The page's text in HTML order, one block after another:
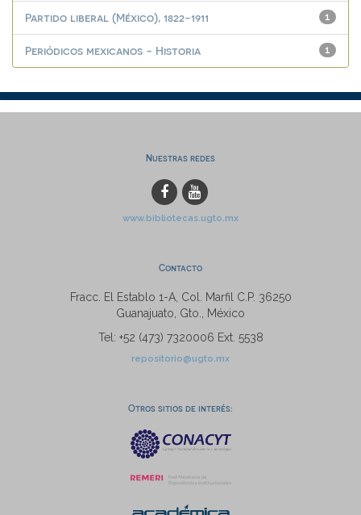
1
Partido liberal (México), 1822-1911
1
Periódicos mexicanos - Historia
Nuestras redes
www.bibliotecas.ugto.mx
Contacto
Fracc. El Establo 1-A, Col. Marfil C.P. 36250
Guanajuato, Gto., México
Tel: +52 (473) 7320006 Ext. 5538
repositorio@ugto.mx
Otros sitios de interés: